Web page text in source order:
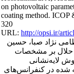
on photovoltaic
coating method.
320
URL:http://opsi.ir/
نژاد صبا، حسین
حلال بر مشخصات
لایه‌نشانی
در کنفرانس‌های